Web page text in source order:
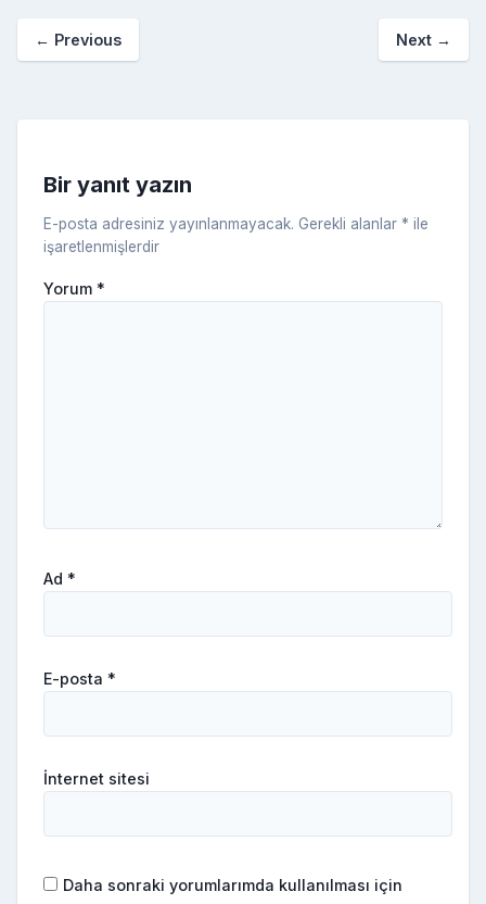
o
er
a
c a
ki
← Previous Next →
Bir yanıt yazın
E-posta adresiniz yayınlanmayacak. Gerekli alanlar * ile
işaretlenmişlerdir
Yorum *
Ad *
E-posta *
İnternet sitesi
Daha sonraki yorumlarımda kullanılması için